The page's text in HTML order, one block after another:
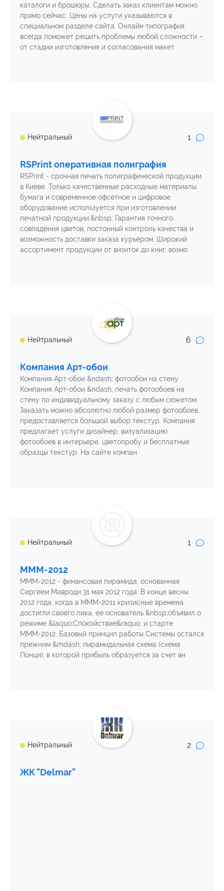
каталоги и брошюры. Сделать заказ клиентам можно
прямо сейчас. Цены на услуги указываются в
специальном разделе сайта. Онлайн типография
всегда поможет решить проблемы любой сложности –
от стадии изготовления и согласования макет
Нейтральный 1
RSPrint оперативная полиграфия
RSPrint - срочная печать полиграфической продукции
в Киеве. Только качественные расходные материалы,
бумага и современное офсетное и цифровое
оборудование используется при изготовлении
печатной продукции.&nbsp; Гарантия точного
совпадения цветов, постонный контроль качества и
возможность доставки заказа курьером. Широкий
ассортимент продукции от визиток до книг, возмо
Нейтральный 6
Компания Арт-обои
Компания Арт-обои &ndash; фотообои на стену
Компания Арт-обои &ndash; печать фотообоев на
стену по индивидуальному заказу с любым сюжетом.
Заказать можно абсолютно любой размер фотообоев,
предоставляется большой выбор текстур. Компания
предлагает услуги дизайнер, визуализацию
фотообоев в интерьере, цветопробу и бесплатные
образцы текстур. На сайте компан
Нейтральный 1
МММ-2012
МММ-2012 - финансовая пирамида, основанная
Сергеем Мавроди 31 мая 2012 года. В конце весны
2012 года, когда в МММ-2011 кризисные времена
достигли своего пика, ее основатель &nbsp;объявил о
режиме &laquo;Спокойствие&raquo; и старте
МММ-2012. Базовый принцип работы Системы остался
прежним &mdash; пирамидальная схема (схема
Понци), в которой прибыль образуется за счет вн
Нейтральный 2
ЖК "Delmar"